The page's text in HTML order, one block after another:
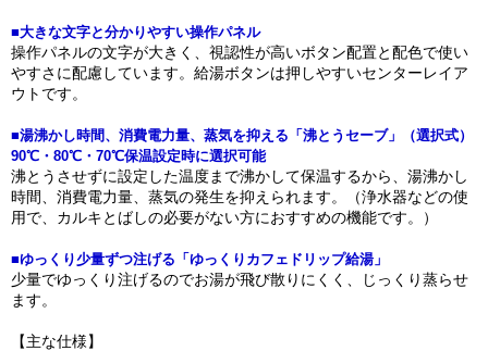
■大きな文字と分かりやすい操作パネル
操作パネルの文字が大きく、視認性が高いボタン配置と配色で使い
やすさに配慮しています。給湯ボタンは押しやすいセンターレイア
ウトです。
■湯沸かし時間、消費電力量、蒸気を抑える「沸とうセーブ」（選択式）
90℃・80℃・70℃保温設定時に選択可能
沸とうさせずに設定した温度まで沸かして保温するから、湯沸かし
時間、消費電力量、蒸気の発生を抑えられます。（浄水器などの使
用で、カルキとばしの必要がない方におすすめの機能です。）
■ゆっくり少量ずつ注げる「ゆっくりカフェドリップ給湯」
少量でゆっくり注げるのでお湯が飛び散りにくく、じっくり蒸らせ
ます。
【主な仕様】